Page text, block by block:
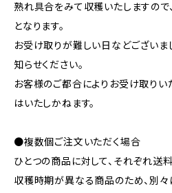
熟れ具合をみて収穫いたしますの
となります。
お受け取りが難しい日などございま
知らせください。
お客様のご都合によりお受け取り
はいたしかねます。
●複数個ご注文いただく場合
ひとつの商品に対して、それぞれ送
収穫時期が異なる商品のため、別